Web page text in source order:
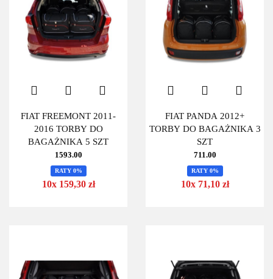
FIAT FREEMONT 2011-
2016 TORBY DO
BAGAŻNIKA 5 SZT
1593.00
RATY 0%
10x 159,30 zł
FIAT PANDA 2012+
TORBY DO BAGAŻNIKA 3
SZT
711.00
RATY 0%
10x 71,10 zł